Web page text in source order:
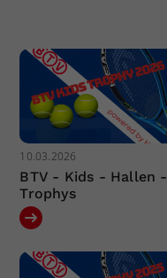
10.03.2026
BTV - Kids - Hallen -
Trophys